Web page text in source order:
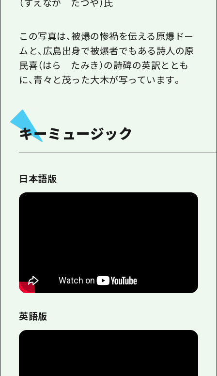
この写真は、被爆の惨禍を伝える原爆ドー
ムと、広島出身で被爆者でもある詩人の原
民喜（はら たみき）の詩碑の英訳ととも
に、青々と茂った大木が写っています。
キーミュージック
日本語版
英語版